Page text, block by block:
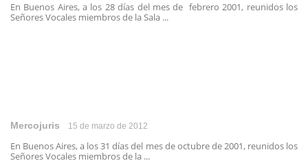
En Buenos Aires, a los 28 días del mes de febrero 2001, reunidos los
Señores Vocales miembros de la Sala ...
Mercojuris 15 de marzo de 2012
En Buenos Aires, a los 31 días del mes de octubre de 2001, reunidos los
Señores Vocales miembros de la ...